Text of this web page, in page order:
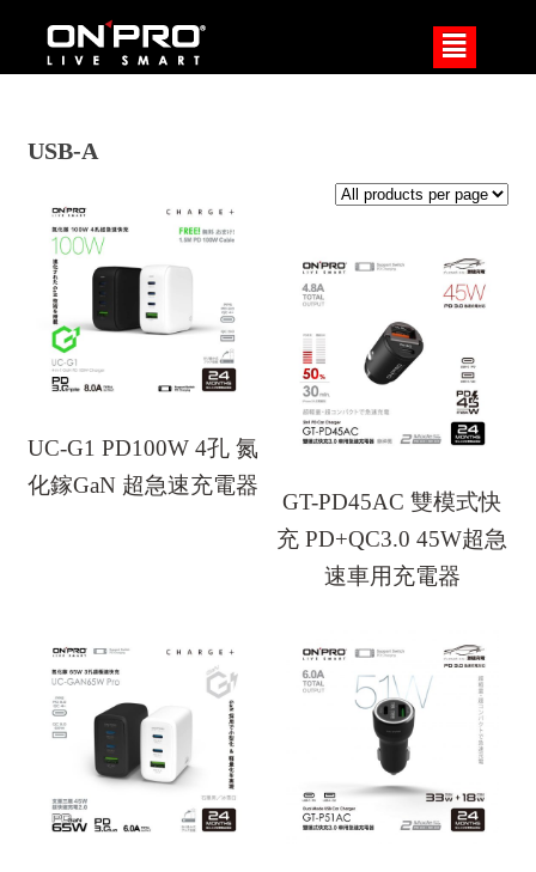
²
USB-A
UC-G1 PD100W 4孔 氮
化鎵GaN 超急速充電器
GT-PD45AC 雙模式快
充 PD+QC3.0 45W超急
速車用充電器